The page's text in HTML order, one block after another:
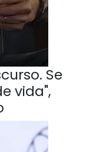
Se
vida",